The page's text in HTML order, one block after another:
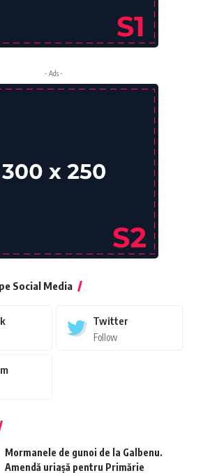
- Ads -
Social Media
Twitter
Follow
Mormanele de gunoi de la Galbenu.
Amendă uriașă pentru Primărie